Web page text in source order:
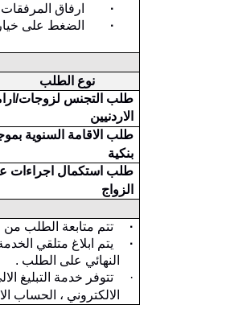
·
ارفاق
·
الضغط على
نوع الطلب
طلب التجنس لزوجات/
الاردنيين
طلب الاقامة السنوية
بنكية
طلب استكمال اجراءات
الزواج
·
تتم متابعة الطلب من
·
يتم ابلاغ متلقي
النهائي على الطلب .
·
تتوفر خدمة التبليغ
الالكتروني ، الحساب